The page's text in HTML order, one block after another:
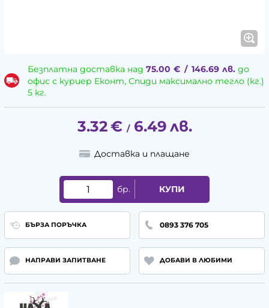
Безплатна доставка над 75.00 € / 146.69 лв.до
офис с куриер Еконт, Спиди максимално тегло (кг.)
5 кг.
3.32€ / 6.49 лв.
Доставка и плащане
бр. КУПИ
БЪРЗА ПОРЪЧКА 0893 376 705
НАПРАВИ ЗАПИТВАНЕ ДОБАВИ В ЛЮБИМИ